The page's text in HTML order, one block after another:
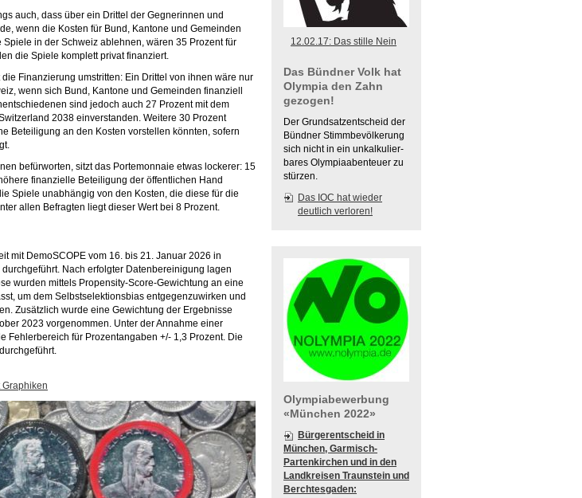
auch, dass über ein Drittel der Gegnerinnen und
wenn die Kosten für Bund, Kantone und Gemeinden
in der Schweiz ablehnen, wären 35 Prozent für
die Spiele komplett privat finanziert.
Finanzierung umstritten: Ein Drittel von ihnen wäre nur
wenn sich Bund, Kantone und Gemeinden finanziell
sind jedoch auch 27 Prozent mit dem
2038 einverstanden. Weitere 30 Prozent
Beteiligung an den Kosten vorstellen könnten, sofern
befürworten, sitzt das Portemonnaie etwas lockerer: 15
finanzielle Beteiligung der öffentlichen Hand
Spiele unabhängig von den Kosten, die diese für die
allen Befragten liegt dieser Wert bei 8 Prozent.
mit DemoSCOPE vom 16. bis 21. Januar 2026 in
Nach erfolgter Datenbereinigung lagen
wurden mittels Propensity-Score-Gewichtung an eine
um dem Selbstselektionsbias entgegenzuwirken und
Zusätzlich wurde eine Gewichtung der Ergebnisse
2023 vorgenommen. Unter der Annahme einer
Fehlerbereich für Prozentangaben +/- 1,3 Prozent. Die
12.02.17: Das stille Nein
Das Bündner Volk hat
Olympia den Zahn
gezogen!
Der Grundsatzentscheid der
Bündner Stimmbevölkerung
sich nicht in ein unkalkulier-
bares Olympiaabenteuer zu
stürzen.
Das IOC hat wieder
deutlich verloren!
Olympiabewerbung
«München 2022»
Bürgerentscheid in
München, Garmisch-
Partenkirchen und in den
Landkreisen Traunstein und
Berchtesgaden: